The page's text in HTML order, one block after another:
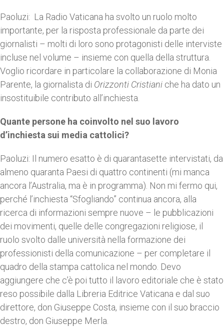
Paoluzi: La Radio Vaticana ha svolto un ruolo molto
importante, per la risposta professionale da parte dei
giornalisti – molti di loro sono protagonisti delle interviste
incluse nel volume – insieme con quella della struttura.
Voglio ricordare in particolare la collaborazione di Monia
Parente, la giornalista di Orizzonti Cristiani che ha dato un
insostituibile contributo all’inchiesta.
Quante persone ha coinvolto nel suo lavoro
d’inchiesta sui media cattolici?
Paoluzi: Il numero esatto è di quarantasette intervistati, da
almeno quaranta Paesi di quattro continenti (mi manca
ancora l’Australia, ma è in programma). Non mi fermo qui,
perché l’inchiesta “Sfogliando” continua ancora, alla
ricerca di informazioni sempre nuove – le pubblicazioni
dei movimenti, quelle delle congregazioni religiose, il
ruolo svolto dalle università nella formazione dei
professionisti della comunicazione – per completare il
quadro della stampa cattolica nel mondo. Devo
aggiungere che c’è poi tutto il lavoro editoriale che è stato
reso possibile dalla Libreria Editrice Vaticana e dal suo
direttore, don Giuseppe Costa, insieme con il suo braccio
destro, don Giuseppe Merla.